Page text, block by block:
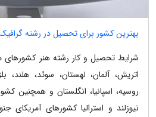
بهترین کشور برای تحصیل در رشته
شرایط تحصیل و کار رشته هنر کشورهای
اتریش، آلمان، لهستان، سوئد، هلند،
روسیه، اسپانیا، انگلستان و همچنین
نیوزلند و استرالیا کشورهای آمریکای